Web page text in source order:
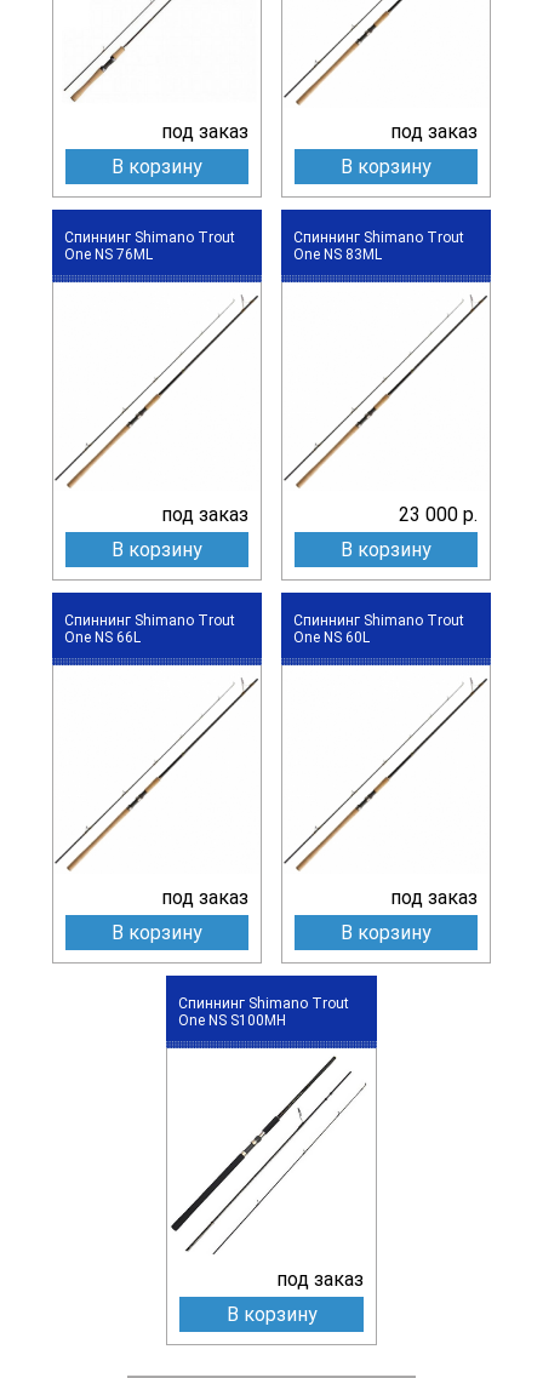
под заказ
В корзину
под заказ
В корзину
Спиннинг Shimano Trout
One NS 76ML
под заказ
В корзину
Спиннинг Shimano Trout
One NS 83ML
23 000 р.
В корзину
Спиннинг Shimano Trout
One NS 66L
под заказ
В корзину
Спиннинг Shimano Trout
One NS 60L
под заказ
В корзину
Спиннинг Shimano Trout
One NS S100MH
под заказ
В корзину